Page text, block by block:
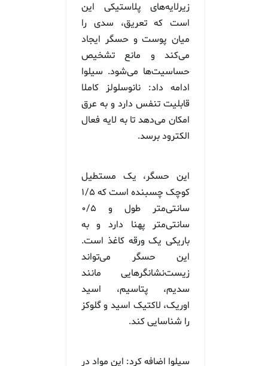
زیرلایه‌های پلاستیکی این
است که تعریق، سدی را
میان پوست و حسگر ایجاد
می‌کند و مانع تشخیص
حساسیت‌ها می‌شود. سیلوا
ادامه داد: نانوسلولز کاملا
قابلیت تنفس دارد و به عرق
امکان می‌دهد تا به لایه فعال
الکترود برسد.
این حسگر، یک مستطیل
کوچک چسبنده است که ۱/۵
سانتی‌متر طول و ۰/۵
سانتی‌متر پهنا دارد و به
باریکی یک ورقه کاغذ است.
این حسگر می‌تواند
زیست‌نشانگرهایی مانند
سدیم، پتاسیم، اسید
اوریک، لاکتیک اسید و گلوکز
را شناسایی کند.
سیلوا اضافه کرد: این مواد در